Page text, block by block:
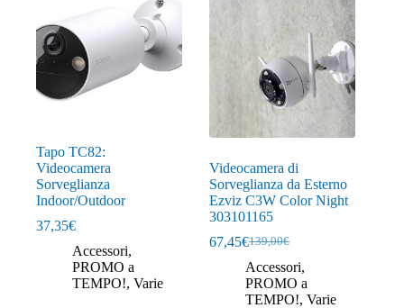
Tapo TC82:
Videocamera
Sorveglianza
Indoor/Outdoor
37,35€
Accessori,
PROMO a
TEMPO!, Varie
Videocamera di
Sorveglianza da Esterno
Ezviz C3W Color Night
303101165
139,00€
Il
prezzo
originale
era:
67,45€Il
prezzo
attuale
è:
Accessori,
PROMO a
TEMPO!,Varie